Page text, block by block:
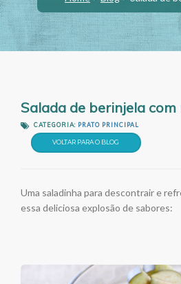
Salada de berinjela
CATEGORIA: PRATO PRINCIPAL
VOLTAR PARA O BLOG
Uma saladinha para descontrair e
essa deliciosa explosão de sabores: